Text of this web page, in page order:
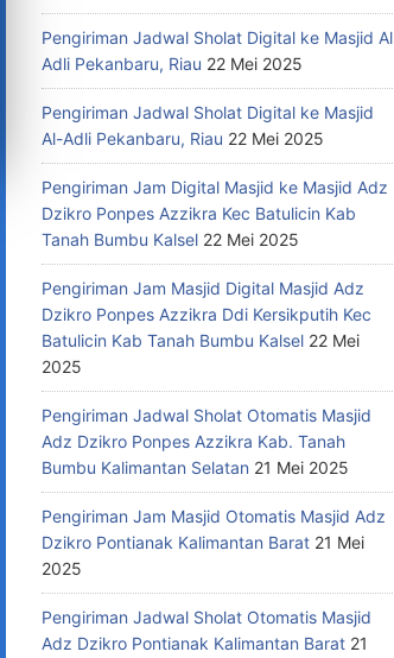
Pengiriman Jadwal Sholat Digital ke Masjid Al
Adli Pekanbaru, Riau 22 Mei 2025
Pengiriman Jadwal Sholat Digital ke Masjid
Al-Adli Pekanbaru, Riau 22 Mei 2025
Pengiriman Jam Digital Masjid ke Masjid Adz
Dzikro Ponpes Azzikra Kec Batulicin Kab
Tanah Bumbu Kalsel 22 Mei 2025
Pengiriman Jam Masjid Digital Masjid Adz
Dzikro Ponpes Azzikra Ddi Kersikputih Kec
Batulicin Kab Tanah Bumbu Kalsel 22 Mei
2025
Pengiriman Jadwal Sholat Otomatis Masjid
Adz Dzikro Ponpes Azzikra Kab. Tanah
Bumbu Kalimantan Selatan 21 Mei 2025
Pengiriman Jam Masjid Otomatis Masjid Adz
Dzikro Pontianak Kalimantan Barat 21 Mei
2025
Pengiriman Jadwal Sholat Otomatis Masjid
Adz Dzikro Pontianak Kalimantan Barat 21